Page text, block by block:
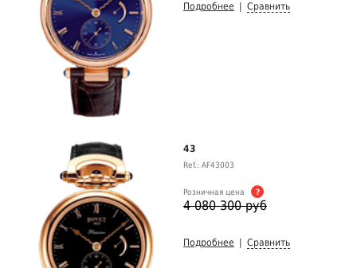
Подробнее Сравнить
43
Ref.: AF43003
Розничная цена ?
4 080 300 руб
Подробнее Сравнить